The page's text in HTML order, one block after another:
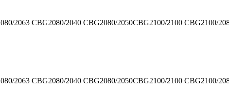
2063 CBG2080/2040 CBG2080/2050CBG2100/2100 CBG2100/
2063 CBG2080/2040 CBG2080/2050CBG2100/2100 CBG2100/